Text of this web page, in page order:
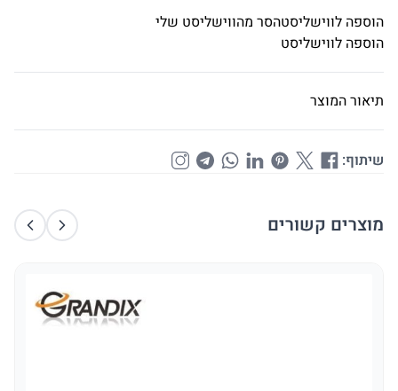
הוספה לווישליסטהסר מהווישליסט שלי
הוספה לווישליסט
תיאור המוצר
שיתוף:
מוצרים קשורים